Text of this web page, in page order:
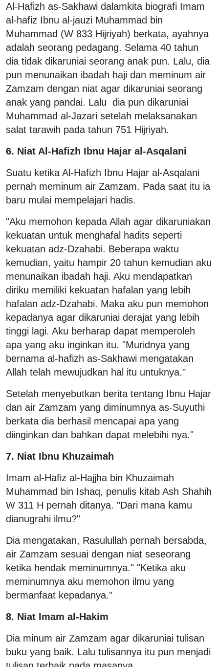
Al-Hafizh as-Sakhawi dalamkita biografi Imam
al-hafiz Ibnu al-jauzi Muhammad bin
Muhammad (W 833 Hijriyah) berkata, ayahnya
adalah seorang pedagang. Selama 40 tahun
dia tidak dikaruniai seorang anak pun. Lalu, dia
pun menunaikan ibadah haji dan meminum air
Zamzam dengan niat agar dikaruniai seorang
anak yang pandai. Lalu dia pun dikaruniai
Muhammad al-Jazari setelah melaksanakan
salat tarawih pada tahun 751 Hijriyah.
6. Niat Al-Hafizh Ibnu Hajar al-Asqalani
Suatu ketika Al-Hafizh Ibnu Hajar al-Asqalani
pernah meminum air Zamzam. Pada saat itu ia
baru mulai mempelajari hadis.
"Aku memohon kepada Allah agar dikaruniakan
kekuatan untuk menghafal hadits seperti
kekuatan adz-Dzahabi. Beberapa waktu
kemudian, yaitu hampir 20 tahun kemudian aku
menunaikan ibadah haji. Aku mendapatkan
diriku memiliki kekuatan hafalan yang lebih
hafalan adz-Dzahabi. Maka aku pun memohon
kepadanya agar dikaruniai derajat yang lebih
tinggi lagi. Aku berharap dapat memperoleh
apa yang aku inginkan itu. "Muridnya yang
bernama al-hafizh as-Sakhawi mengatakan
Allah telah mewujudkan hal itu untuknya."
Setelah menyebutkan berita tentang Ibnu Hajar
dan air Zamzam yang diminumnya as-Suyuthi
berkata dia berhasil mencapai apa yang
diinginkan dan bahkan dapat melebihi nya."
7. Niat Ibnu Khuzaimah
Imam al-Hafiz al-Hajjha bin Khuzaimah
Muhammad bin Ishaq, penulis kitab Ash Shahih
W 311 H pernah ditanya. "Dari mana kamu
dianugrahi ilmu?"
Dia mengatakan, Rasulullah pernah bersabda,
air Zamzam sesuai dengan niat seseorang
ketika hendak meminumnya." "Ketika aku
meminumnya aku memohon ilmu yang
bermanfaat kepadanya."
8. Niat Imam al-Hakim
Dia minum air Zamzam agar dikaruniai tulisan
buku yang baik. Lalu tulisannya itu pun menjadi